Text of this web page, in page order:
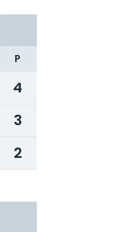
P
4
3
2